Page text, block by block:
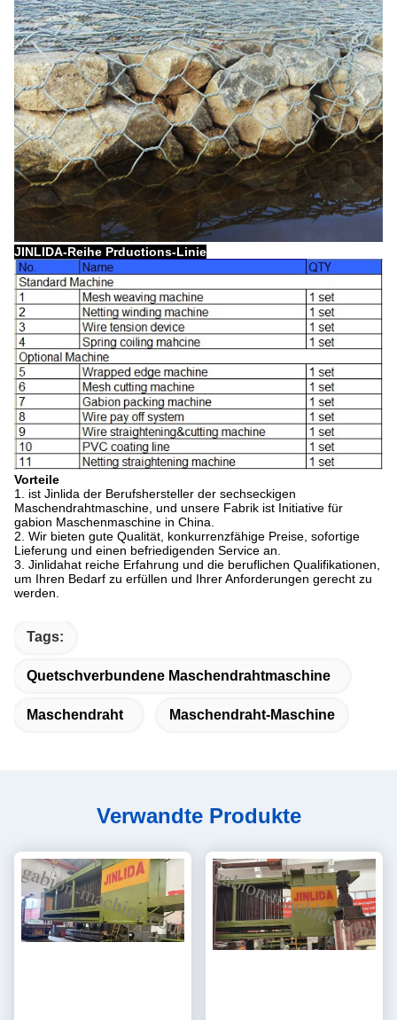
JINLIDA-Reihe Prductions-Linie
Vorteile
1. ist Jinlida der Berufshersteller der sechseckigen
Maschendrahtmaschine, und unsere Fabrik ist Initiative für
gabion Maschenmaschine in China.
2. Wir bieten gute Qualität, konkurrenzfähige Preise, sofortige
Lieferung und einen befriedigenden Service an.
3. Jinlidahat reiche Erfahrung und die beruflichen Qualifikationen,
um Ihren Bedarf zu erfüllen und Ihrer Anforderungen gerecht zu
werden.
Tags:
Quetschverbundene Maschendrahtmaschine
Maschendraht Maschendraht-Maschine
Verwandte Produkte